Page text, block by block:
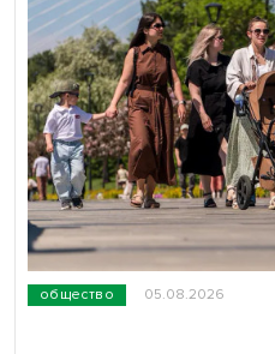
общество 05.08.2026